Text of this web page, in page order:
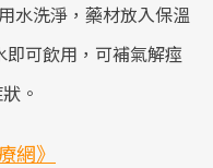
水洗淨，藥材放入保溫
可飲用，可補氣解痙
。
網》